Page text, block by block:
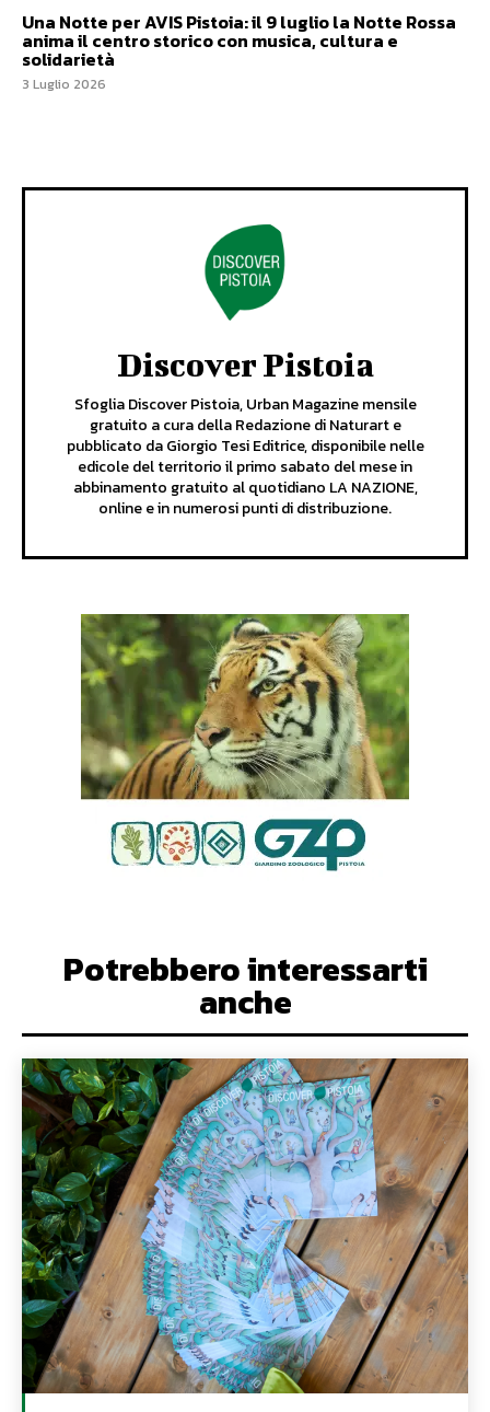
Una Notte per AVIS Pistoia: il 9 luglio la Notte Rossa
anima il centro storico con musica, cultura e
solidarietà
3 Luglio 2026
Discover Pistoia
Sfoglia Discover Pistoia, Urban Magazine mensile
gratuito a cura della Redazione di Naturart e
pubblicato da Giorgio Tesi Editrice, disponibile nelle
edicole del territorio il primo sabato del mese in
abbinamento gratuito al quotidiano LA NAZIONE,
online e in numerosi punti di distribuzione.
Potrebbero interessarti
anche